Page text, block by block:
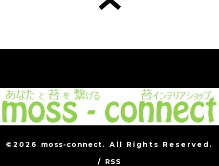
©2026 moss-connect. All Rights Reserved.
/ RSS